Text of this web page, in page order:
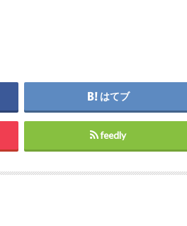
はてブ
feedly